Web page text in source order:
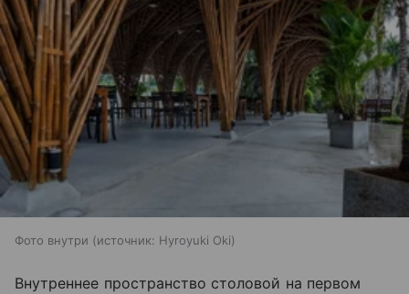
Фото внутри источник: Hyroyuki Oki
Внутреннее пространство столовой на первом